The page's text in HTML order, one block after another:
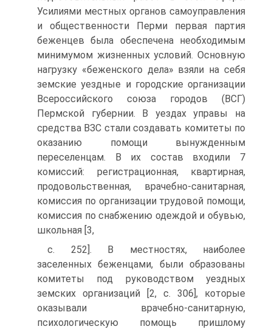
Усилиями местных органов самоуправления
и общественности Перми первая партия
беженцев была обеспечена необходимым
минимумом жизненных условий. Основную
нагрузку «беженского дела» взяли на себя
земские уездные и городские организации
Всероссийского союза городов (ВСГ)
Пермской губернии. В уездах управы на
средства ВЗС стали создавать комитеты по
оказанию помощи вынужденным
переселенцам. В их состав входили 7
комиссий: регистрационная, квартирная,
продовольственная, врачебно-санитарная,
комиссия по организации трудовой помощи,
комиссия по снабжению одеждой и обувью,
школьная [3,
c. 252]. В местностях, наиболее
заселенных беженцами, были образованы
комитеты под руководством уездных
земских организаций [2, c. 306], которые
оказывали врачебно-санитарную,
психологическую помощь пришлому